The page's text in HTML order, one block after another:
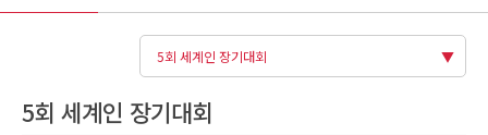
5회 세계인 장기대회
5회 세계인 장기대회